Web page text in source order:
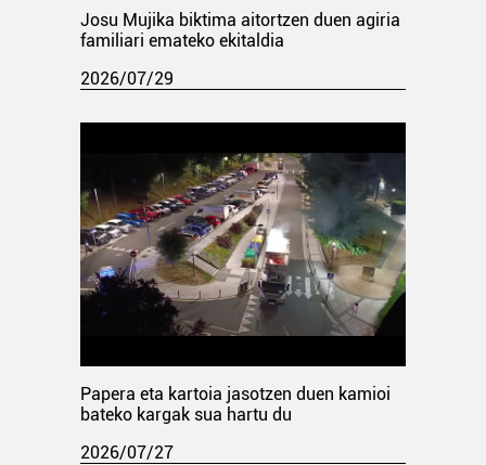
Josu Mujika biktima aitortzen duen agiria
familiari emateko ekitaldia
2026/07/29
Papera eta kartoia jasotzen duen kamioi
bateko kargak sua hartu du
2026/07/27